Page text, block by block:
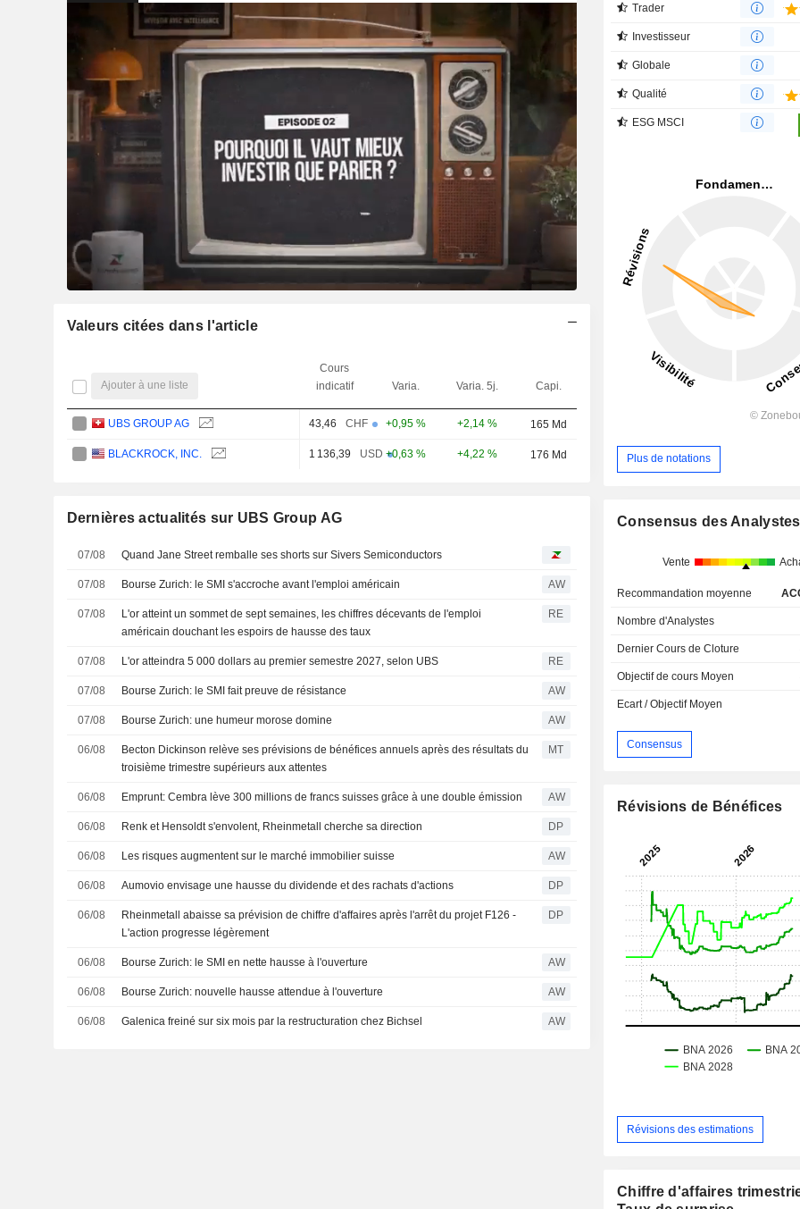
Valeurs citées dans l'article
Ajouter à une liste
Cours
indicatif
Varia. Varia. 5j. Capi.
UBS GROUP AG 43,46 CHF +0,95 % +2,14 % 165 Md
BLACKROCK, INC. 1 136,39 USD +0,63 % +4,22 % 176 Md
Dernières actualités sur UBS Group AG
07/08 Quand Jane Street remballe ses shorts sur Sivers Semiconductors
07/08 Bourse Zurich: le SMI s'accroche avant l'emploi américain AW
07/08
L'or atteint un sommet de sept semaines, les chiffres décevants de l'emploi
américain douchant les espoirs de hausse des taux
RE
07/08 L'or atteindra 5 000 dollars au premier semestre 2027, selon UBS RE
07/08 Bourse Zurich: le SMI fait preuve de résistance AW
07/08 Bourse Zurich: une humeur morose domine AW
06/08
Becton Dickinson relève ses prévisions de bénéfices annuels après des résultats du
troisième trimestre supérieurs aux attentes
MT
06/08 Emprunt: Cembra lève 300 millions de francs suisses grâce à une double émission AW
06/08 Renk et Hensoldt s'envolent, Rheinmetall cherche sa direction DP
06/08 Les risques augmentent sur le marché immobilier suisse AW
06/08 Aumovio envisage une hausse du dividende et des rachats d'actions DP
06/08
Rheinmetall abaisse sa prévision de chiffre d'affaires après l'arrêt du projet F126 -
L'action progresse légèrement
DP
06/08 Bourse Zurich: le SMI en nette hausse à l'ouverture AW
06/08 Bourse Zurich: nouvelle hausse attendue à l'ouverture AW
06/08 Galenica freiné sur six mois par la restructuration chez Bichsel AW
Trader
Investisseur
Globale
Qualité
ESG MSCI
Plus de notations
Consensus des Analystes
Vente
Recommandation moyenne
Nombre d'Analystes
Dernier Cours de Cloture
Objectif de cours Moyen
Ecart / Objectif Moyen
Consensus
Révisions de Bénéfices
Révisions des estimations
Chiffre d'affaires